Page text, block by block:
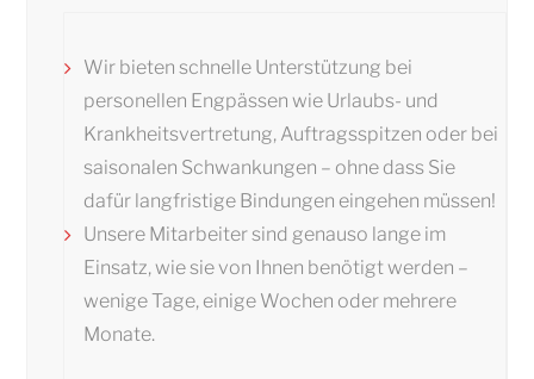
Wir bieten schnelle Unterstützung bei
personellen Engpässen wie Urlaubs- und
Krankheitsvertretung, Auftragsspitzen oder bei
saisonalen Schwankungen – ohne dass Sie
dafür langfristige Bindungen eingehen müssen!
Unsere Mitarbeiter sind genauso lange im
Einsatz, wie sie von Ihnen benötigt werden –
wenige Tage, einige Wochen oder mehrere
Monate.